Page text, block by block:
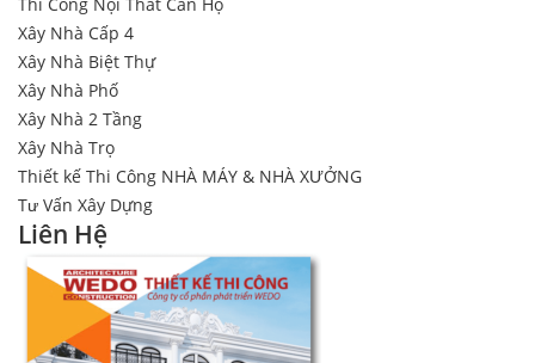
Xây Nhà Cấp 4
Xây Nhà Biệt Thự
Xây Nhà Phố
Xây Nhà 2 Tầng
Xây Nhà Trọ
Thiết kế Thi Công NHÀ MÁY & NHÀ XƯỞNG
Tư Vấn Xây Dựng
Liên Hệ